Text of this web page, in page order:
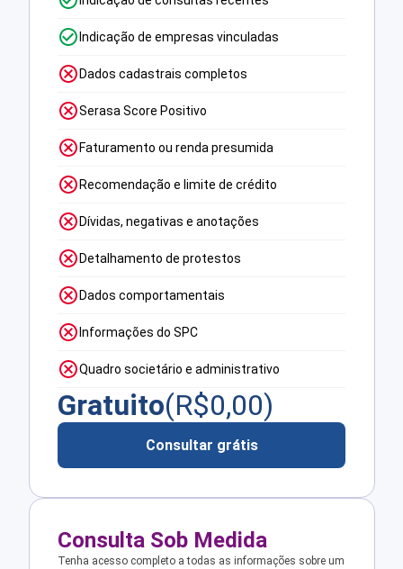
Indicação de empresas vinculadas
Dados cadastrais completos
Serasa Score Positivo
Faturamento ou renda presumida
Recomendação e limite de crédito
Dívidas, negativas e anotações
Detalhamento de protestos
Dados comportamentais
Informações do SPC
Quadro societário e administrativo
Gratuito(R$0,00)
Consultar grátis
Consulta Sob Medida
Tenha acesso completo a todas as informações sobre um